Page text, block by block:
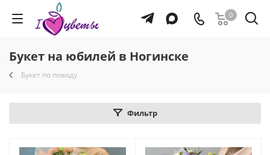
0
Букет на юбилей в Ногинске
Букет по поводу
Фильтр